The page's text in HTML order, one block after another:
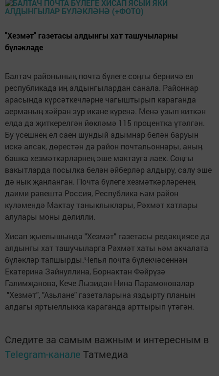
"Хезмәт" газетасы алдынгы хат ташучыларны
бүләкләде
Балтач районыныӊ почта бүлеге соӊгы берничә ел
республикада иӊ алдынгылардан санала. Районнар
арасында күрсәткечләрне чагыштырып караганда
аерманыӊ хәйран зур икәне күренә. Менә узып киткән
елда да җиткерелгән йөкләмә 115 процентка үтәлгән.
Бу үсешнеӊ ел саен шундый адымнар белән баруын
искә алсак, дөрестән дә район почтальоннары, аныӊ
башка хезмәткәрләрнеӊ эше мактауга лаек. Соӊгы
вакытларда посылка белән әйберләр алдыру, салу эше
дә нык җанланган. Почта бүлеге хезмәткәрләренеӊ
даими рәвештә Россия, Республика һәм район
күләмендә Мактау таныклыклары, Рәхмәт хатлары
алулары моны дәлилли.
Хисап җыелышында "Хезмәт" газетасы редакциясе дә
алдынгы хат ташучыларга Рәхмәт хаты һәм акчалата
бүләкләр тапшырды.Чепья почта бүлекчәсеннән
Екатерина Зәйнуллина, Борнактан Фәйрүзә
Галимҗанова, Кече Лызидан Нина Парамоновалар
"Хезмәт", "Азьлане" газеталарына яздырту планын
алдагы яртыеллыкка караганда арттырып үтәгән.
Следите за самым важным и интересным в
Telegram-канале Татмедиа